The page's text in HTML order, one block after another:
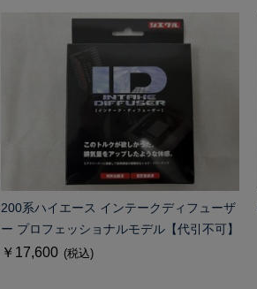
200系ハイエース インテークディフューザ
ー プロフェッショナルモデル【代引不可】
￥17,600 (税込)